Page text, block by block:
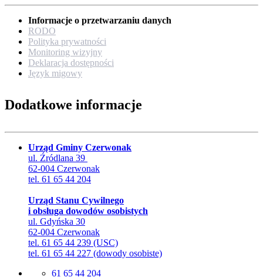
Informacje o przetwarzaniu danych
RODO
Polityka prywatności
Monitoring wizyjny
Deklaracja dostępności
Język migowy
Dodatkowe informacje
Urząd Gminy Czerwonak
ul. Źródlana 39
62-004 Czerwonak
tel. 61 65 44 204
Urząd Stanu Cywilnego
i obsługa dowodów osobistych
ul. Gdyńska 30
62-004 Czerwonak
tel. 61 65 44 239 (USC)
tel. 61 65 44 227 (dowody osobiste)
61 65 44 204